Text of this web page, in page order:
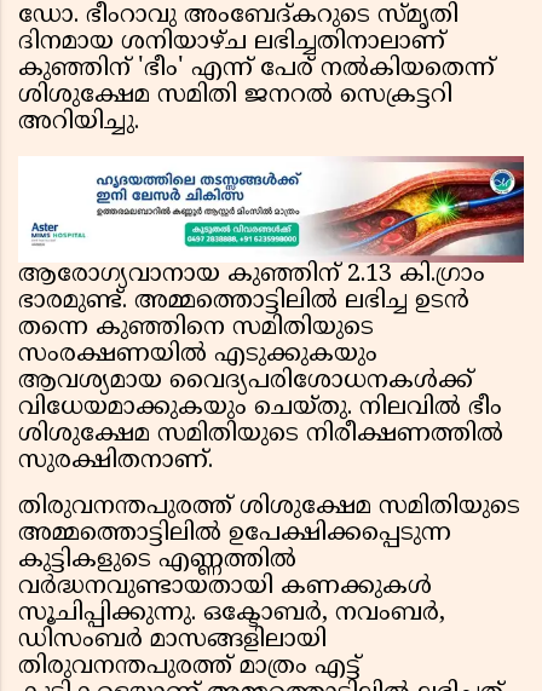
ഡോ. ഭീംറാവു അംബേദ്കറുടെ സ്മൃതി
ദിനമായ ശനിയാഴ്ച ലഭിച്ചതിനാലാണ്
കുഞ്ഞിന് 'ഭീം' എന്ന് പേര് നൽകിയതെന്ന്
ശിശുക്ഷേമ സമിതി ജനറൽ സെക്രട്ടറി
അറിയിച്ചു.
ആരോഗ്യവാനായ കുഞ്ഞിന് 2.13 കി.ഗ്രാം
ഭാരമുണ്ട്. അമ്മത്തൊട്ടിലിൽ ലഭിച്ച ഉടൻ
തന്നെ കുഞ്ഞിനെ സമിതിയുടെ
സംരക്ഷണയിൽ എടുക്കുകയും
ആവശ്യമായ വൈദ്യപരിശോധനകൾക്ക്
വിധേയമാക്കുകയും ചെയ്തു. നിലവിൽ ഭീം
ശിശുക്ഷേമ സമിതിയുടെ നിരീക്ഷണത്തിൽ
സുരക്ഷിതനാണ്.
തിരുവനന്തപുരത്ത് ശിശുക്ഷേമ സമിതിയുടെ
അമ്മത്തൊട്ടിലിൽ ഉപേക്ഷിക്കപ്പെടുന്ന
കുട്ടികളുടെ എണ്ണത്തിൽ
വർദ്ധനവുണ്ടായതായി കണക്കുകൾ
സൂചിപ്പിക്കുന്നു. ഒക്ടോബർ, നവംബർ,
ഡിസംബർ മാസങ്ങളിലായി
തിരുവനന്തപുരത്ത് മാത്രം എട്ട്